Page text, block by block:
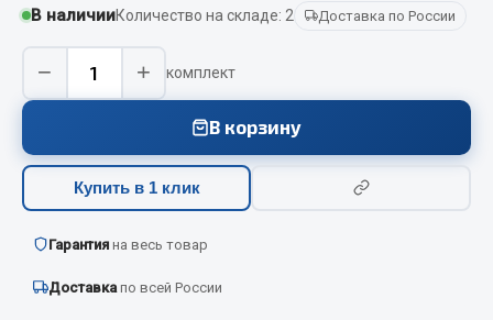
Весь раздел
Автотовары
Автокаталоги
Аксессуары автомобильные
Брызговики
Вентиляторы кабины
В наличииКоличество на складе: 2 Доставка по России
− + комплект
В корзину
Купить в 1 клик
Гарантия на весь товар
Доставка по всей России